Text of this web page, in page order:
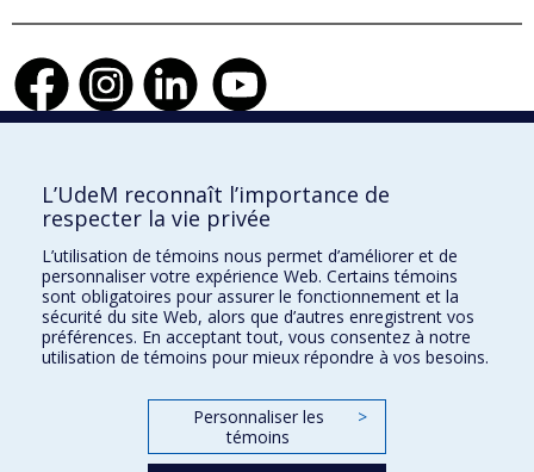
Faculté de l'aménagement
École d'architecture
École de design
École d'urbanisme et d'architecture de paysage
L’UdeM reconnaît l’importance de
respecter la vie privée
L’utilisation de témoins nous permet d’améliorer et de
personnaliser votre expérience Web. Certains témoins
sont obligatoires pour assurer le fonctionnement et la
sécurité du site Web, alors que d’autres enregistrent vos
préférences. En acceptant tout, vous consentez à notre
utilisation de témoins pour mieux répondre à vos besoins.
Personnaliser les
témoins
>